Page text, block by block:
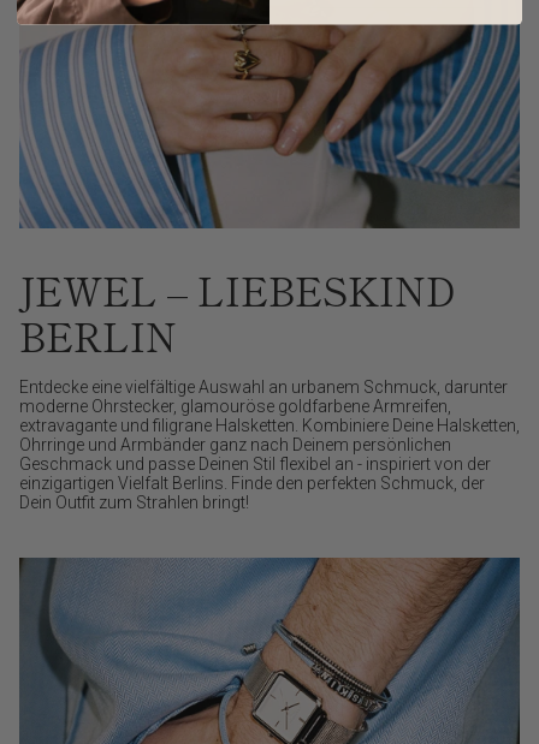
JEWEL – LIEBESKIND
BERLIN
Entdecke eine vielfältige Auswahl an urbanem Schmuck, darunter
moderne Ohrstecker, glamouröse goldfarbene Armreifen,
extravagante und filigrane Halsketten. Kombiniere Deine Halsketten,
Ohrringe und Armbänder ganz nach Deinem persönlichen
Geschmack und passe Deinen Stil flexibel an - inspiriert von der
einzigartigen Vielfalt Berlins. Finde den perfekten Schmuck, der
Dein Outfit zum Strahlen bringt!